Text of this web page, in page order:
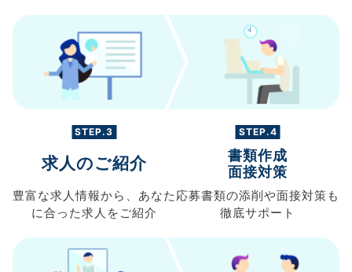
STEP.3
求人のご紹介
豊富な求人情報から、 あなた
に合った求人を ご紹介
STEP.4
書類作成
面接対策
応募書類の添削や面接対策も
徹底サポート